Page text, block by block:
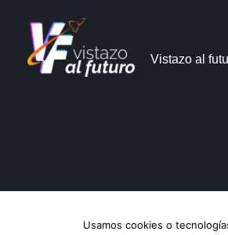
Vistazo al
Usamos cookies o